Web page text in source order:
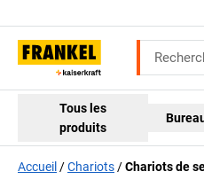
Tous les
produits
Accueil Chariots Chariots de